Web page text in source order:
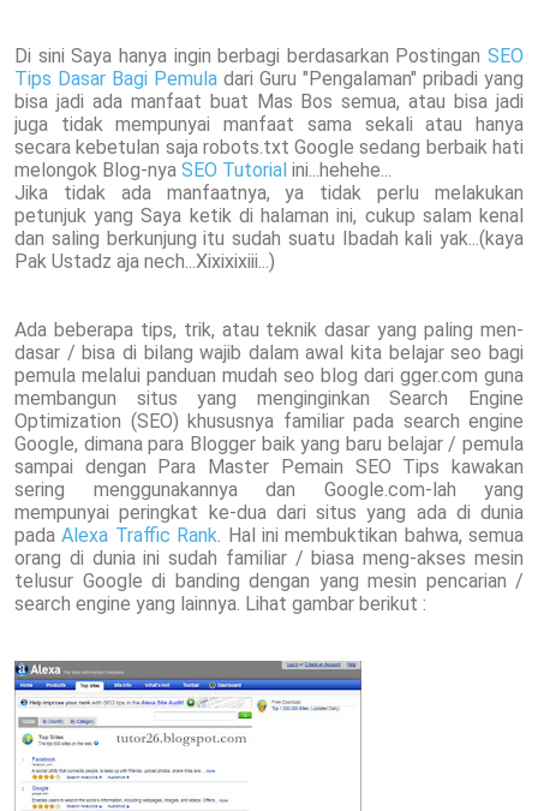
Di sini Saya hanya ingin berbagi berdasarkan Postingan SEO
Tips Dasar Bagi Pemula dari Guru "Pengalaman" pribadi yang
bisa jadi ada manfaat buat Mas Bos semua, atau bisa jadi
juga tidak mempunyai manfaat sama sekali atau hanya
secara kebetulan saja robots.txt Google sedang berbaik hati
melongok Blog-nya SEO Tutorial ini...hehehe...
Jika tidak ada manfaatnya, ya tidak perlu melakukan
petunjuk yang Saya ketik di halaman ini, cukup salam kenal
dan saling berkunjung itu sudah suatu Ibadah kali yak...(kaya
Pak Ustadz aja nech...Xixixixiii...)
Ada beberapa tips, trik, atau teknik dasar yang paling men-
dasar / bisa di bilang wajib dalam awal kita belajar seo bagi
pemula melalui panduan mudah seo blog dari gger.com guna
membangun situs yang menginginkan Search Engine
Optimization (SEO) khususnya familiar pada search engine
Google, dimana para Blogger baik yang baru belajar / pemula
sampai dengan Para Master Pemain SEO Tips kawakan
sering menggunakannya dan Google.com-lah yang
mempunyai peringkat ke-dua dari situs yang ada di dunia
padaAlexa Traffic Rank . Hal ini membuktikan bahwa, semua
orang di dunia ini sudah familiar / biasa meng-akses mesin
telusur Google di banding dengan yang mesin pencarian /
search engine yang lainnya. Lihat gambar berikut :